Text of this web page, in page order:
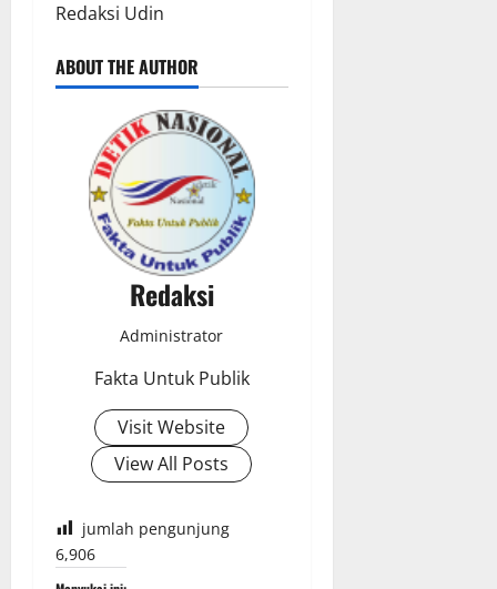
Redaksi Udin
ABOUT THE AUTHOR
Redaksi
Administrator
Fakta Untuk Publik
Visit Website
View All Posts
jumlah pengunjung
6,906